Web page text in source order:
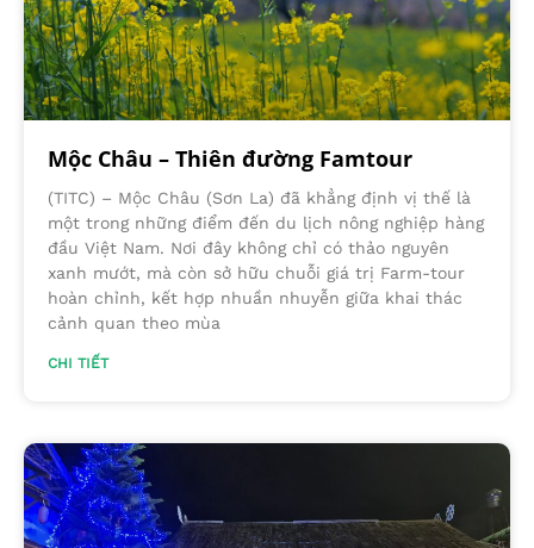
Mộc Châu – Thiên đường Famtour
(TITC) – Mộc Châu (Sơn La) đã khẳng định vị thế là
một trong những điểm đến du lịch nông nghiệp hàng
đầu Việt Nam. Nơi đây không chỉ có thảo nguyên
xanh mướt, mà còn sở hữu chuỗi giá trị Farm-tour
hoàn chỉnh, kết hợp nhuần nhuyễn giữa khai thác
cảnh quan theo mùa
CHI TIẾT